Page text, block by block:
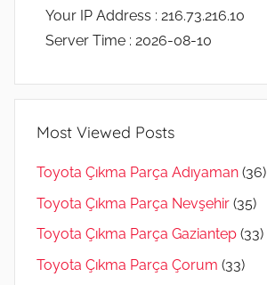
Your IP Address : 216.73.216.10
Server Time : 2026-08-10
Most Viewed Posts
Toyota Çıkma Parça Adıyaman (36)
Toyota Çıkma Parça Nevşehir (35)
Toyota Çıkma Parça Gaziantep (33)
Toyota Çıkma Parça Çorum (33)